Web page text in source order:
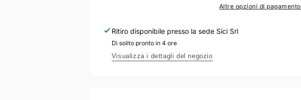
1400K
pistoni
1400K
Altre opzioni di pagamento
Ritiro disponibile presso la sede Sici Srl
Di solito pronto in 4 ore
Visualizza i dettagli del negozio